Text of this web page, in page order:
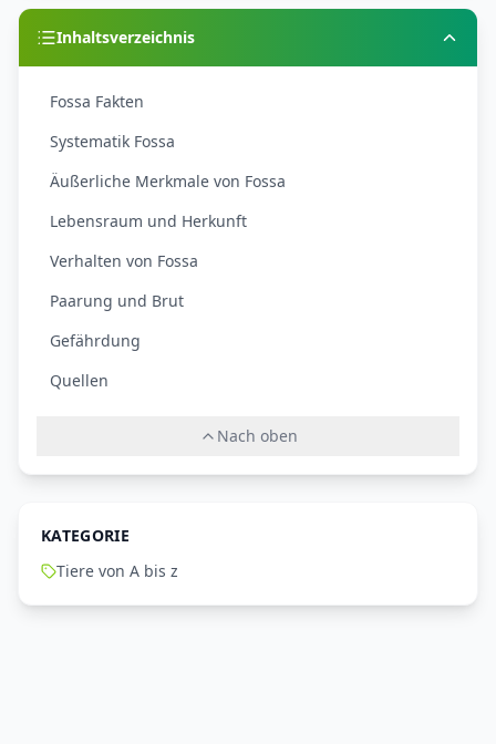
Inhaltsverzeichnis
Fossa Fakten
Systematik Fossa
Äußerliche Merkmale von Fossa
Lebensraum und Herkunft
Verhalten von Fossa
Paarung und Brut
Gefährdung
Quellen
Nach oben
KATEGORIE
Tiere von A bis z